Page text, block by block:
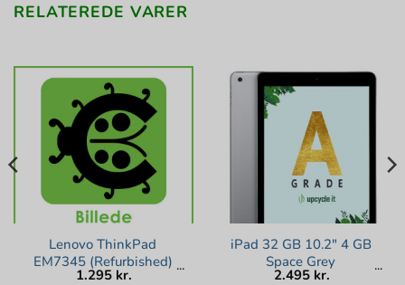
RELATEREDE VARER
Lenovo ThinkPad
EM7345 (Refurbished)
1.295 kr.
iPad 32 GB 10.2″ 4 GB
Space Grey
2.495 kr.